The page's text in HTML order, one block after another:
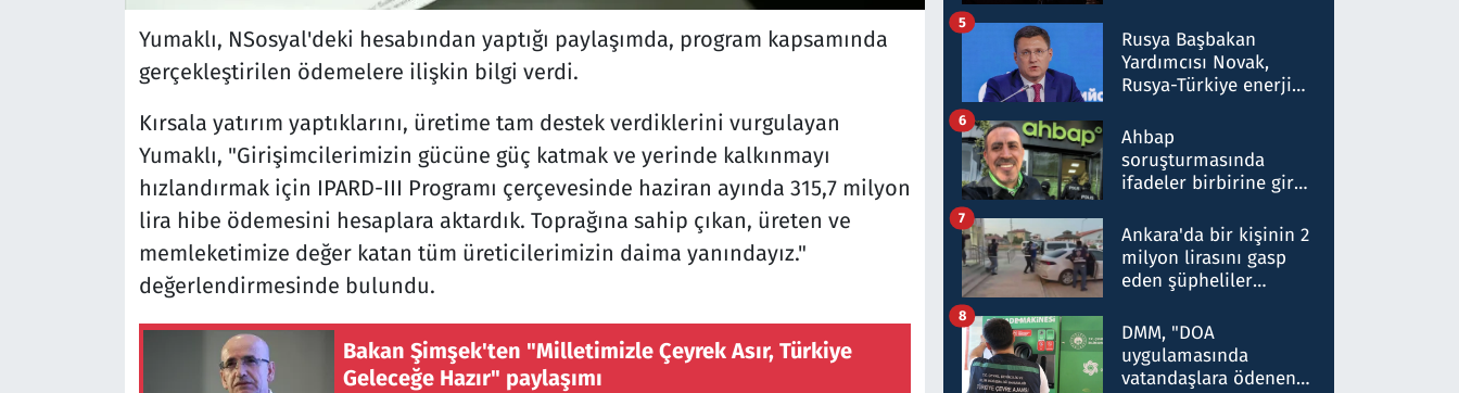
Yumaklı, NSosyal'deki hesabından yaptığı paylaşımda, program kapsamında
gerçekleştirilen ödemelere ilişkin bilgi verdi.
Kırsala yatırım yaptıklarını, üretime tam destek verdiklerini vurgulayan
Yumaklı, "Girişimcilerimizin gücüne güç katmak ve yerinde kalkınmayı
hızlandırmak için IPARD-III Programı çerçevesinde haziran ayında 315,7 milyon
lira hibe ödemesini hesaplara aktardık. Toprağına sahip çıkan, üreten ve
memleketimize değer katan tüm üreticilerimizin daima yanındayız."
değerlendirmesinde bulundu.
Bakan Şimşek'ten "Milletimizle Çeyrek Asır, Türkiye
Geleceğe Hazır" paylaşımı
Rusya Başbakan
Yardımcısı Novak,
Rusya-Türkiye enerji
nitelikte olduğunu
belirtti
5
Ahbap
soruşturmasında
ifadeler birbirine girdi:
ifadelerinden ortaya
çıkan tablo şok etti
6
Ankara'da bir kişinin 2
milyon lirasını gasp
eden şüpheliler
7
DMM, "DOA
uygulamasında
vatandaşlara ödenen
8